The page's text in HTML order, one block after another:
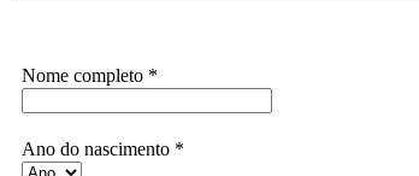
Nome completo *
Ano do nascimento *